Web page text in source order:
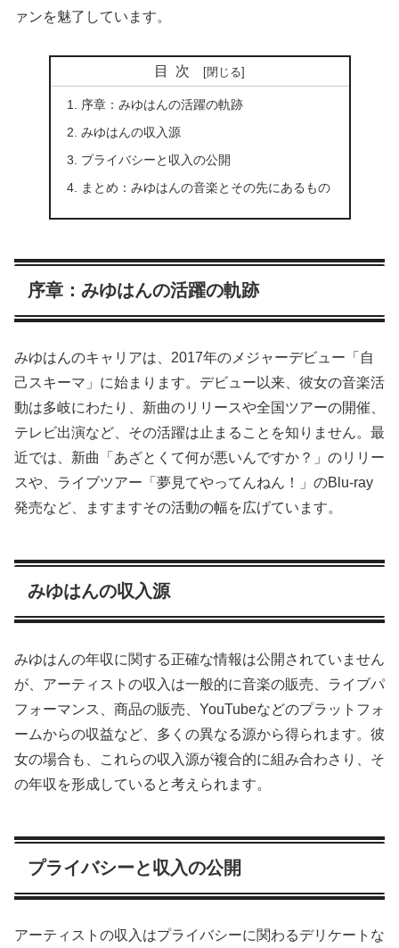
ァンを魅了しています。
目次
序章：みゆはんの活躍の軌跡
みゆはんの収入源
プライバシーと収入の公開
まとめ：みゆはんの音楽とその先にあるもの
序章：みゆはんの活躍の軌跡
みゆはんのキャリアは、2017年のメジャーデビュー「自
己スキーマ」に始まります。デビュー以来、彼女の音楽活
動は多岐にわたり、新曲のリリースや全国ツアーの開催、
テレビ出演など、その活躍は止まることを知りません。最
近では、新曲「あざとくて何が悪いんですか？」のリリー
スや、ライブツアー「夢見てやってんねん！」のBlu-ray
発売など、ますますその活動の幅を広げています。
みゆはんの収入源
みゆはんの年収に関する正確な情報は公開されていません
が、アーティストの収入は一般的に音楽の販売、ライブパ
フォーマンス、商品の販売、YouTubeなどのプラットフォ
ームからの収益など、多くの異なる源から得られます。彼
女の場合も、これらの収入源が複合的に組み合わさり、そ
の年収を形成していると考えられます。
プライバシーと収入の公開
アーティストの収入はプライバシーに関わるデリケートな